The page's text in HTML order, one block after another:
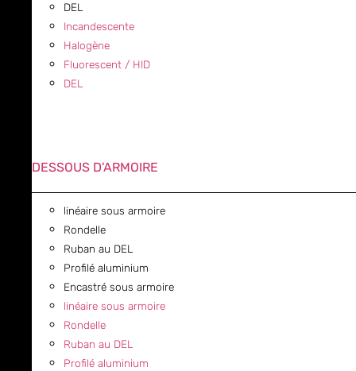
DEL
Incandescente
Halogène
Fluorescent / HID
DEL
DESSOUS D'ARMOIRE
linéaire sous armoire
Rondelle
Ruban au DEL
Profilé aluminium
Encastré sous armoire
linéaire sous armoire
Rondelle
Ruban au DEL
Profilé aluminium